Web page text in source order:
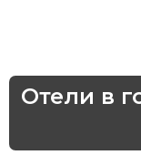
Отели в